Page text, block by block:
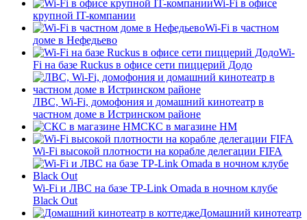
Wi-Fi в офисе
крупной IT-компании
Wi-Fi в частном
доме в Нефедьево
Wi-
Fi на базе Ruckus в офисе сети пиццерий Додо
ЛВС, Wi-Fi, домофония и домашний кинотеатр в
частном доме в Истринском районе
СКС в магазине HM
Wi-Fi высокой плотности на корабле делегации FIFA
Wi-Fi и ЛВС на базе TP-Link Omada в ночном клубе
Black Out
Домашний кинотеатр